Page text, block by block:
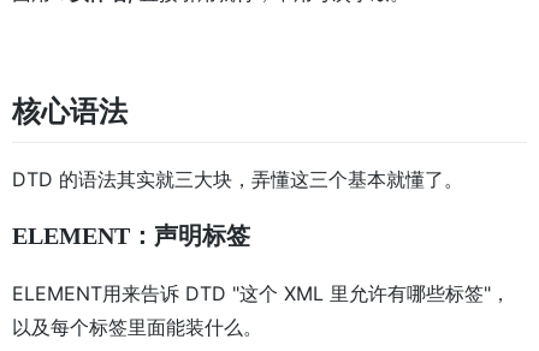
核心语法
DTD 的语法其实就三大块，弄懂这三个基本就懂了。
ELEMENT：声明标签
ELEMENT用来告诉 DTD "这个 XML 里允许有哪些标签"，
以及每个标签里面能装什么。